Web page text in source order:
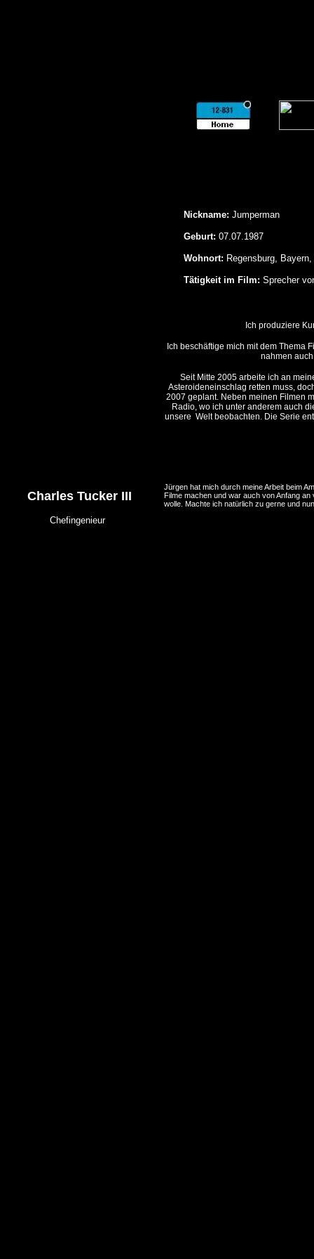
Nickname: Jumperman
Geburt: 07.07.1987
Wohnort: Regensburg,
Tätigkeit im Film: Sprecher
Ich produziere
Ich beschäftige mich mit dem Thema
nahmen
Seit Mitte 2005 arbeite ich an
Asteroideneinschlag retten muss,
2007 geplant. Neben meinen Filmen
Radio, wo ich unter anderem auch
unsere Welt beobachten. Die Serie
Charles Tucker III
Chefingenieur
Jürgen hat mich durch meine Arbeit beim
Filme machen und war auch von Anfang
wolle. Machte ich natürlich zu gerne und